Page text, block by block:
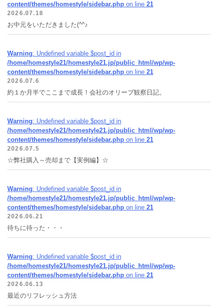
content/themes/homestyle/sidebar.php on line 21
2026.07.18
お中元をいただきました(^^♪
Warning: Undefined variable $post_id in
/home/homestyle21/homestyle21.jp/public_html/wp/wp-
content/themes/homestyle/sidebar.php on line 21
2026.07.6
約１か月半でここまで成長！会社のオリーブ観察日記。
Warning: Undefined variable $post_id in
/home/homestyle21/homestyle21.jp/public_html/wp/wp-
content/themes/homestyle/sidebar.php on line 21
2026.07.5
☆弊社購入～売却まで【実例編】☆
Warning: Undefined variable $post_id in
/home/homestyle21/homestyle21.jp/public_html/wp/wp-
content/themes/homestyle/sidebar.php on line 21
2026.06.21
待ちに待った・・・
Warning: Undefined variable $post_id in
/home/homestyle21/homestyle21.jp/public_html/wp/wp-
content/themes/homestyle/sidebar.php on line 21
2026.06.13
最近のリフレッシュ方法